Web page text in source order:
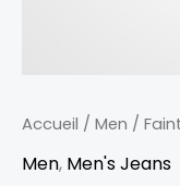
Accueil / Men /
Men, Men's Jeans